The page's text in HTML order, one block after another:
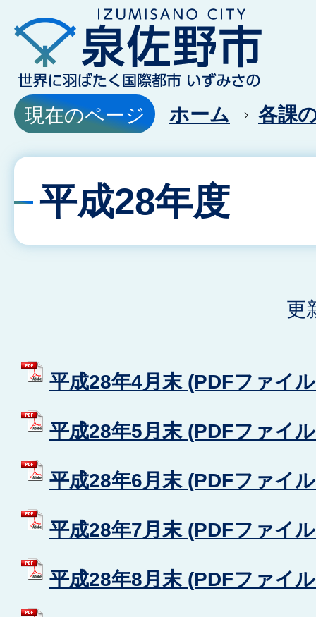
現在のページ ホーム 各課
平成28年度
更
平成28年4月末 (PDFファイ
平成28年5月末 (PDFファイ
平成28年6月末 (PDFファイ
平成28年7月末 (PDFファイ
平成28年8月末 (PDFファイ